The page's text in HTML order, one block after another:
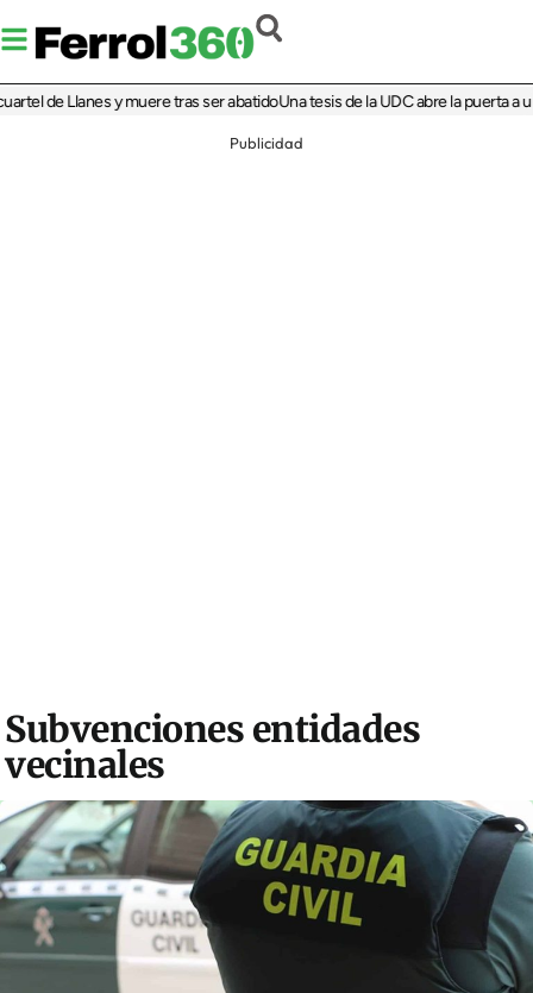
Llanes y muere tras ser abatidoUna tesis de la UDC abre la puerta a una
Publicidad
Subvenciones entidades
vecinales